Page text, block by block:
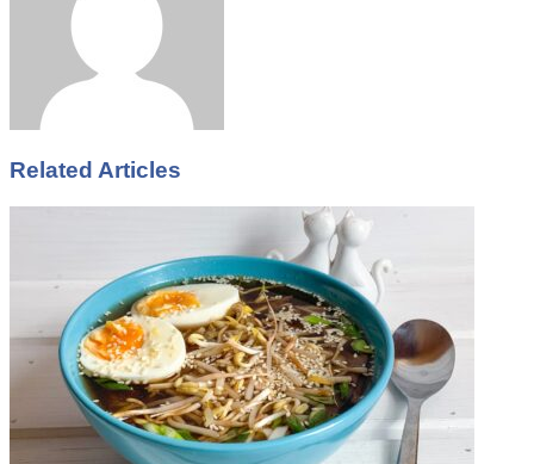
Related Articles